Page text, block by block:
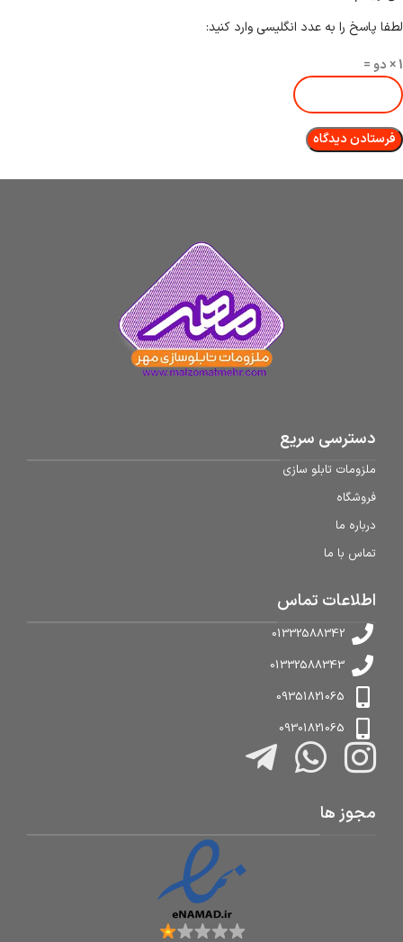
لطفا پاسخ را به عدد انگلیسی وارد کنید:
1 × دو =
دسترسی سریع
ملزومات تابلو سازی
فروشگاه
درباره ما
تماس با ما
اطلاعات تماس
01332588342
01332588343
09351821065
09301821065
مجوز ها